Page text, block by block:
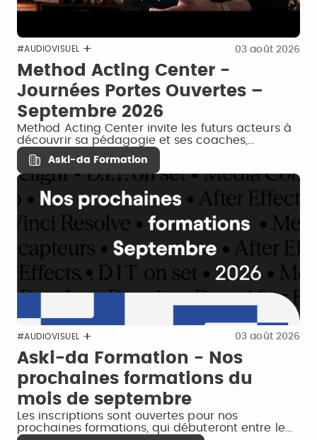
#AUDIOVISUEL 03 août 2026
Method Acting Center -
Journées Portes Ouvertes –
Septembre 2026
Method Acting Center invite les futurs acteurs à
découvrir sa pédagogie et ses coaches,…
Aski-da Formation
#AUDIOVISUEL 03 août 2026
Aski-da Formation - Nos
prochaines formations du
mois de septembre
Les inscriptions sont ouvertes pour nos
prochaines formations, qui débuteront entre le…